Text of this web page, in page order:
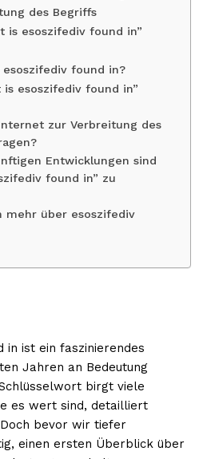
des Begriffs
is esoszifediv found in”
esoszifediv found in?
is esoszifediv found in”
zur Verbreitung des
Entwicklungen sind
found in” zu
mehr über esoszifediv
in ist ein faszinierendes
Jahren an Bedeutung
birgt viele
es wert sind, detailliert
bevor wir tiefer
einen ersten Überblick über